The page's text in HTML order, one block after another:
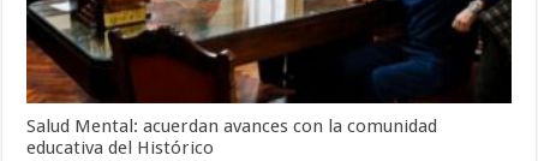
Salud Mental: acuerdan avances con la comunidad
educativa del Histórico